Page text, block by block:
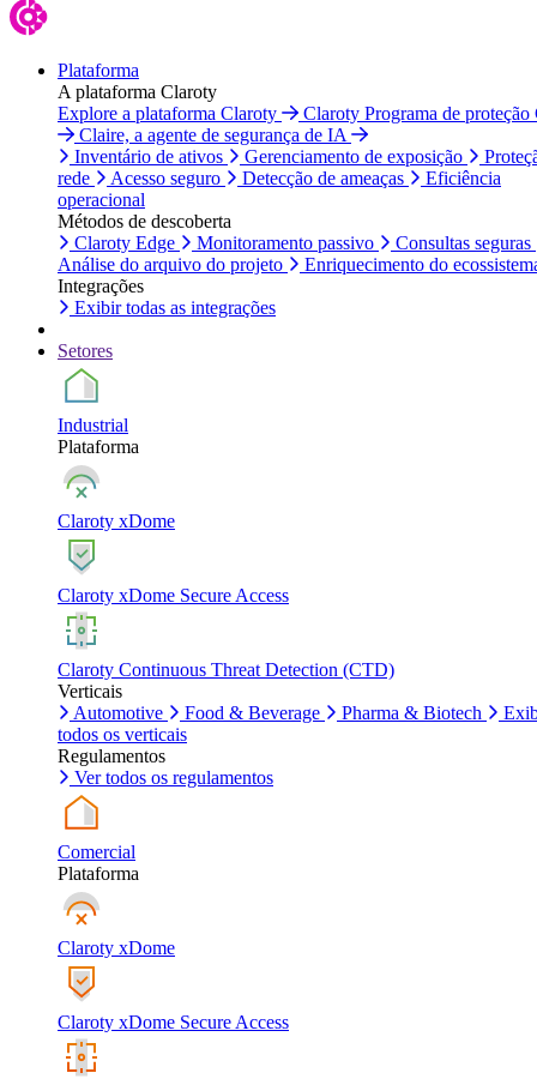
Plataforma
A plataforma Claroty
Explore a plataforma Claroty
Claroty Programa de proteção
Claire, a agente de segurança de IA
Inventário de ativos
Gerenciamento de exposição
rede
Acesso seguro Detecção de ameaças
Eficiência
operacional
Métodos de descoberta
Claroty Edge
Monitoramento passivo
Consultas seguras
Análise do arquivo do projeto
Enriquecimento do
Integrações
Exibir todas as integrações
Setores
Industrial
Plataforma
Claroty xDome
Claroty xDome Secure Access
Claroty Continuous Threat Detection (CTD)
Verticais
Automotive
Food & Beverage Pharma & Biotech
todos os verticais
Regulamentos
Ver todos os regulamentos
Comercial
Plataforma
Claroty xDome
Claroty xDome Secure Access